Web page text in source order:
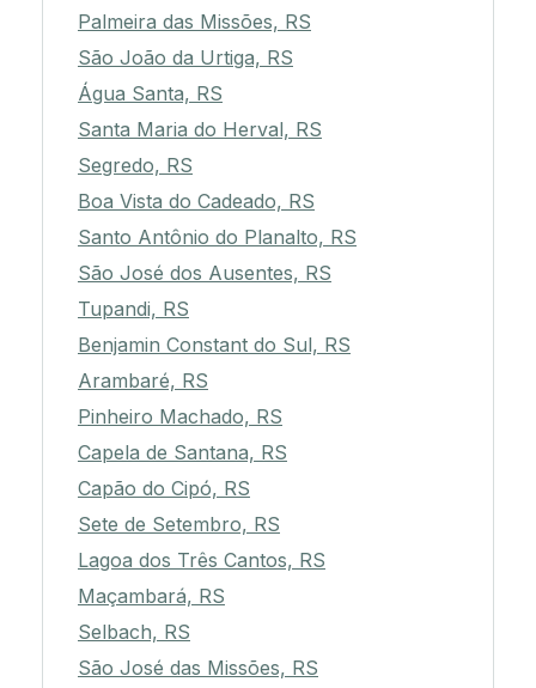
Palmeira das Missões, RS
São João da Urtiga, RS
Água Santa, RS
Santa Maria do Herval, RS
Segredo, RS
Boa Vista do Cadeado, RS
Santo Antônio do Planalto, RS
São José dos Ausentes, RS
Tupandi, RS
Benjamin Constant do Sul, RS
Arambaré, RS
Pinheiro Machado, RS
Capela de Santana, RS
Capão do Cipó, RS
Sete de Setembro, RS
Lagoa dos Três Cantos, RS
Maçambará, RS
Selbach, RS
São José das Missões, RS